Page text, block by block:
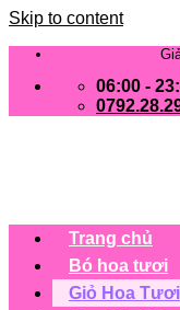
Skip to content
06:00 -
Trang chủ
Bó hoa tươi
Giỏ Hoa Tươi